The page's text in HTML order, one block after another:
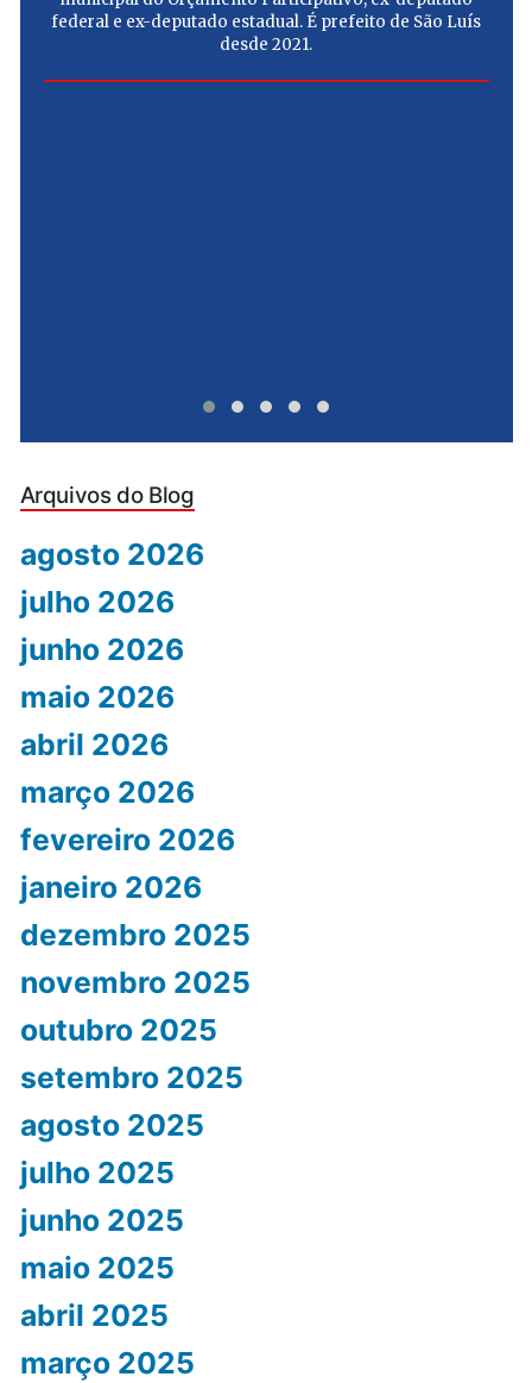
federal e ex-deputado estadual. É prefeito de São Luís
desde 2021.
Arquivos do Blog
agosto 2026
julho 2026
junho 2026
maio 2026
abril 2026
março 2026
fevereiro 2026
janeiro 2026
dezembro 2025
novembro 2025
outubro 2025
setembro 2025
agosto 2025
julho 2025
junho 2025
maio 2025
abril 2025
março 2025